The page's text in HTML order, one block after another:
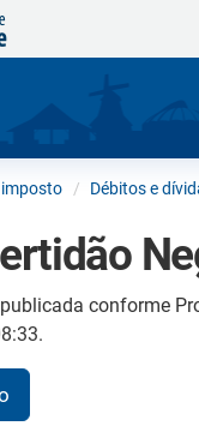
imposto Débitos e
conforme